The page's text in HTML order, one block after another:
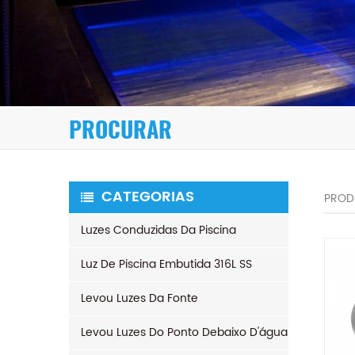
PROCURAR
CATEGORIAS
Luzes Conduzidas Da Piscina
Luz De Piscina Embutida 316L SS
Levou Luzes Da Fonte
Levou Luzes Do Ponto Debaixo D'água